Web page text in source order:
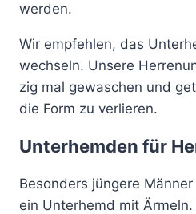
werden.
Wir empfehlen, das
wechseln. Unsere
zig mal gewaschen und
die Form zu verlieren.
Unterhemden für
Besonders jüngere
ein Unterhemd mit